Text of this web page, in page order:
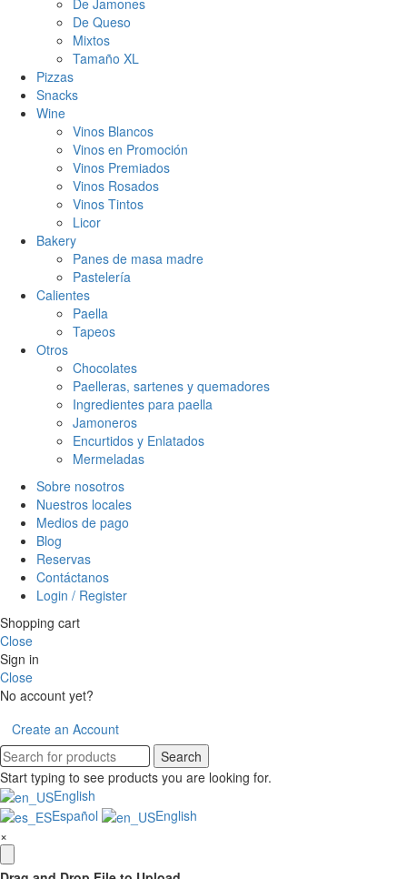
De Queso
Mixtos
Tamaño XL
Pizzas
Snacks
Wine
Vinos Blancos
Vinos en Promoción
Vinos Premiados
Vinos Rosados
Vinos Tintos
Licor
Bakery
Panes de masa madre
Pastelería
Calientes
Paella
Tapeos
Otros
Chocolates
Paelleras, sartenes y quemadores
Ingredientes para paella
Jamoneros
Encurtidos y Enlatados
Mermeladas
Sobre nosotros
Nuestros locales
Medios de pago
Blog
Reservas
Contáctanos
Login / Register
Shopping cart
Close
Sign in
Close
No account yet?
Create an Account
Search
Start typing to see products you are looking for.
English
Español
English
×